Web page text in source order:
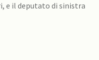
e il deputato di sinistra